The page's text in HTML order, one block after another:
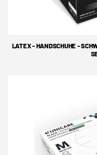
LATEX - HANDSCHUHE -